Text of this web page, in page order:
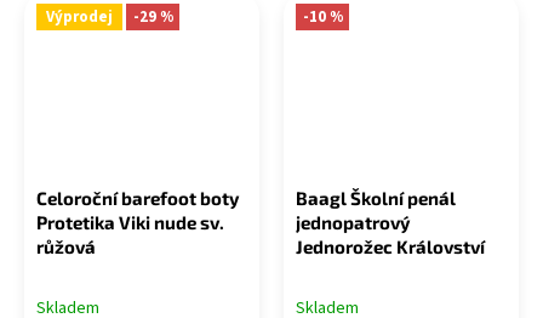
Výprodej -29 %
Celoroční barefoot boty
Protetika Viki nude sv.
růžová
Skladem
-10 %
Baagl Školní penál
jednopatrový
Jednorožec Království
Skladem